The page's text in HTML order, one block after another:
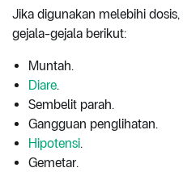
Jika digunakan melebihi
gejala-gejala berikut:
Muntah.
Diare.
Sembelit parah.
Gangguan penglihatan.
Hipotensi.
Gemetar.